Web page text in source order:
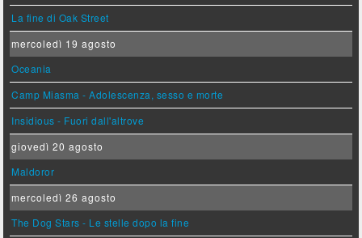
La fine di Oak Street
mercoledì 19 agosto
Oceania
Camp Miasma - Adolescenza, sesso e morte
Insidious - Fuori dall'altrove
giovedì 20 agosto
Maldoror
mercoledì 26 agosto
The Dog Stars - Le stelle dopo la fine